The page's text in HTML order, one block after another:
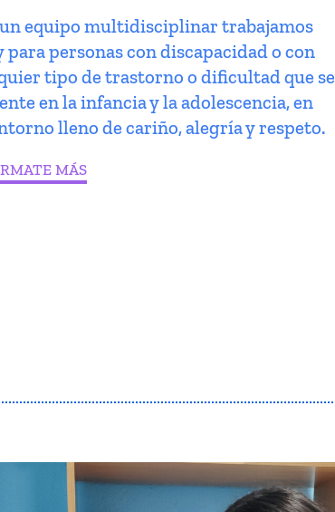
equipo multidisciplinar trabajamos
para personas con discapacidad o con
tipo de trastorno o dificultad que se
en la infancia y la adolescencia, en
lleno de cariño, alegría y respeto.
MÁS